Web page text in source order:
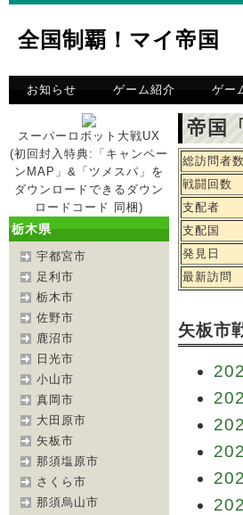
全国制覇！マイ帝国
お知らせ ゲーム紹介 ゲー
スーパーロボット大戦UX
(初回封入特典:「キャンペー
ンMAP」&「ツメスパ」を
ダウンロードできるダウン
ロードコード 同梱)
栃木県
宇都宮市
足利市
栃木市
佐野市
鹿沼市
日光市
小山市
真岡市
大田原市
矢板市
那須塩原市
さくら市
那須烏山市
帝国
総訪問者数
戦闘回数
支配者
支配国
発見日
最新訪問
矢板市